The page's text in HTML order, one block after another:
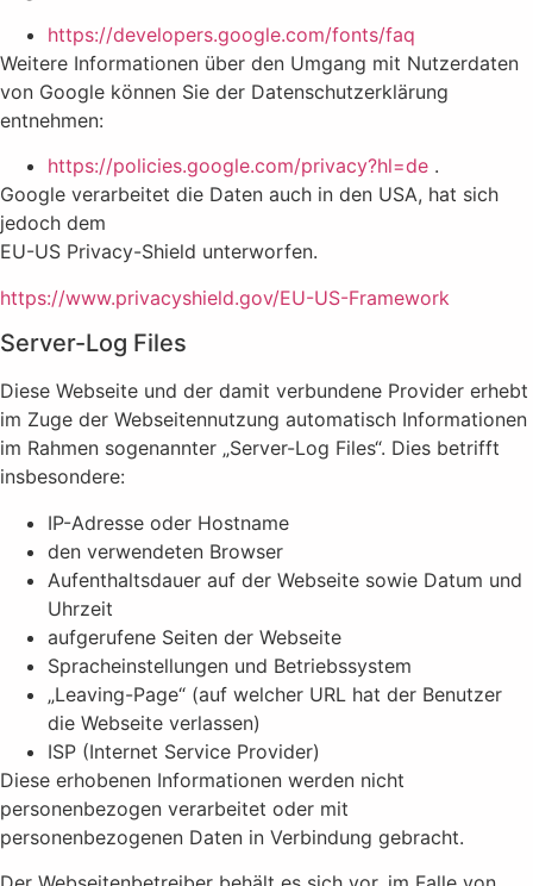
https://developers.google.com/fonts/faq
Weitere Informationen über den Umgang mit Nutzerdaten
von Google können Sie der Datenschutzerklärung
entnehmen:
https://policies.google.com/privacy?hl=de .
Google verarbeitet die Daten auch in den USA, hat sich
jedoch dem
EU-US Privacy-Shield unterworfen.
https://www.privacyshield.gov/EU-US-Framework
Server-Log Files
Diese Webseite und der damit verbundene Provider erhebt
im Zuge der Webseitennutzung automatisch Informationen
im Rahmen sogenannter „Server-Log Files“. Dies betrifft
insbesondere:
IP-Adresse oder Hostname
den verwendeten Browser
Aufenthaltsdauer auf der Webseite sowie Datum und
Uhrzeit
aufgerufene Seiten der Webseite
Spracheinstellungen und Betriebssystem
„Leaving-Page“ (auf welcher URL hat der Benutzer
die Webseite verlassen)
ISP (Internet Service Provider)
Diese erhobenen Informationen werden nicht
personenbezogen verarbeitet oder mit
personenbezogenen Daten in Verbindung gebracht.